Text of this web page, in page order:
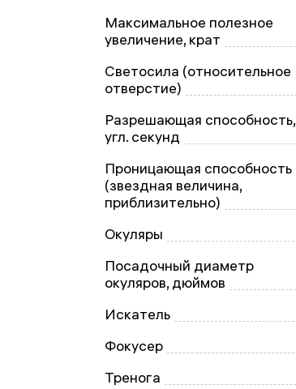
Максимальное полезное
увеличение, крат
Светосила (относительное
отверстие)
Разрешающая способность,
угл. секунд
Проницающая способность
(звездная величина,
приблизительно)
Окуляры
Посадочный диаметр
окуляров, дюймов
Искатель
Фокусер
Тренога